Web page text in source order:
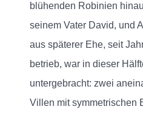
blühenden Robinien
seinem Vater David, und
aus späterer Ehe, seit
betrieb, war in dieser
untergebracht: zwei
Villen mit symmetrischen